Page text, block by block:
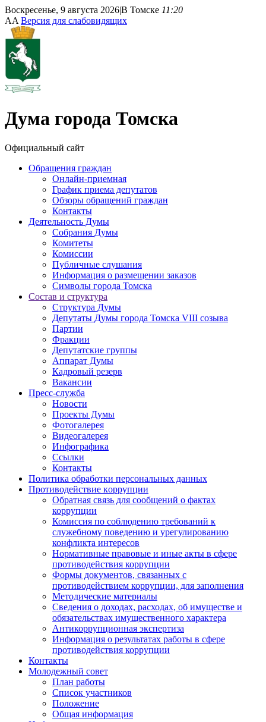
Воскресенье, 9 августа 2026|В Томске 11:20
AA Версия для слабовидящих
Дума города Томска
Официальный сайт
Обращения граждан
Онлайн-приемная
График приема депутатов
Обзоры обращений граждан
Контакты
Деятельность Думы
Собрания Думы
Комитеты
Комиссии
Публичные слушания
Информация о размещении заказов
Символы города Томска
Состав и структура
Структура Думы
Депутаты Думы города Томска VIII созыва
Партии
Фракции
Депутатские группы
Аппарат Думы
Кадровый резерв
Вакансии
Пресс-служба
Новости
Проекты Думы
Фотогалерея
Видеогалерея
Инфографика
Ссылки
Контакты
Политика обработки персональных данных
Прoтивoдeйствие кoрpупции
Обратная связь для сообщений о фактах
коррупции
Комиссия по соблюдению требований к
служебному поведению и урегулированию
конфликта интересов
Нормативные правовые и иные акты в сфере
противодействия коррупции
Формы документов, связанных с
противодействием коррупции, для заполнения
Методические материалы
Сведения о доходах, расходах, об имуществе и
обязательствах имущественного характера
Антикоррупционная экспертиза
Информация о результатах работы в сфере
противодействия коррупции
Контакты
Молодежный совет
План работы
Список участников
Положение
Общая информация